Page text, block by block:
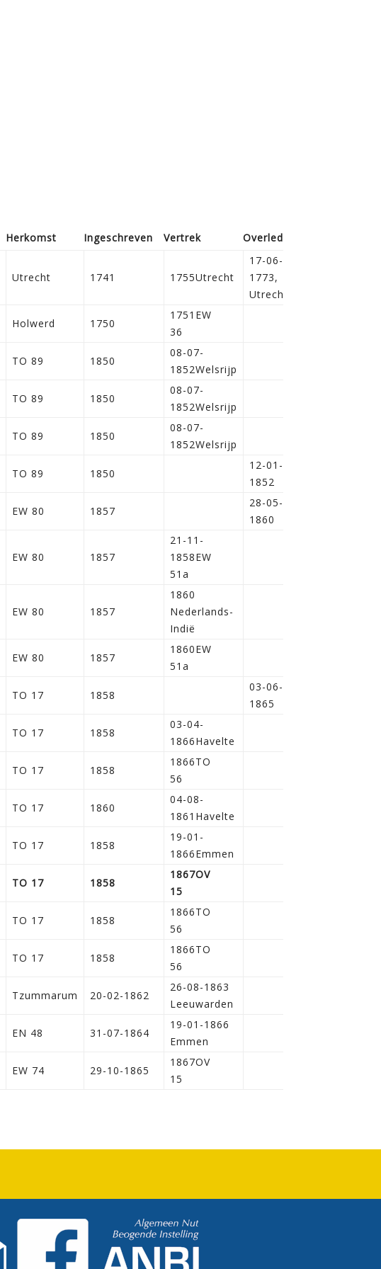
Herkomst Ingeschreven Vertrek Overleden
Utrecht 1741 1755Utrecht
17-06-
1773,
Utrecht
Holwerd 1750
1751EW
36
TO 89 1850
08-07-
1852Welsrijp
TO 89 1850
08-07-
1852Welsrijp
TO 89 1850
08-07-
1852Welsrijp
TO 89 1850
12-01-
1852
EW 80 1857
28-05-
1860
EW 80 1857
21-11-
1858EW
51a
EW 80 1857
1860
Nederlands-
Indië
EW 80 1857
1860EW
51a
TO 17 1858
03-06-
1865
TO 17 1858
03-04-
1866Havelte
TO 17 1858
1866TO
56
TO 17 1860
04-08-
1861Havelte
TO 17 1858
19-01-
1866Emmen
TO 17 1858
1867OV
15
TO 17 1858
1866TO
56
TO 17 1858
1866TO
56
Tzummarum 20-02-1862
26-08-1863
Leeuwarden
EN 48 31-07-1864
19-01-1866
Emmen
EW 74 29-10-1865
1867OV
15